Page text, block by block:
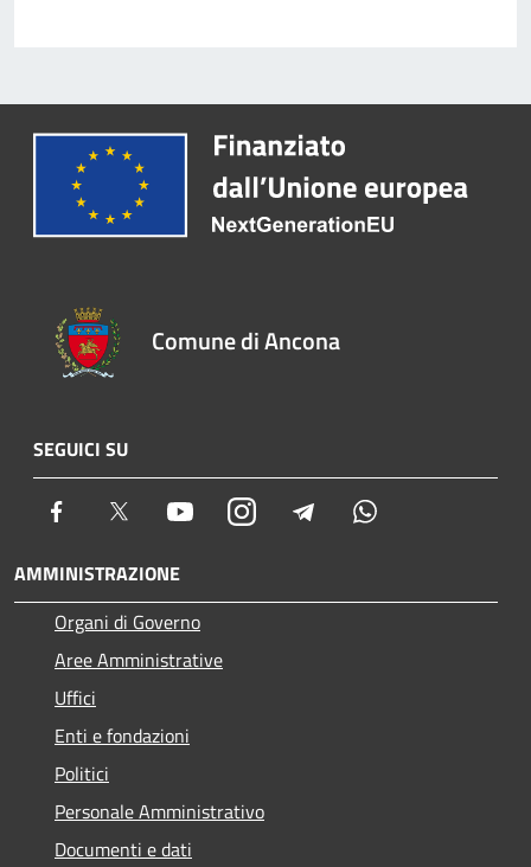
Comune di Ancona
SEGUICI SU
Facebook Twitter YoutubeInstagram Telegram
AMMINISTRAZIONE
Organi di Governo
Aree Amministrative
Uffici
Enti e fondazioni
Politici
Personale Amministrativo
Documenti e dati